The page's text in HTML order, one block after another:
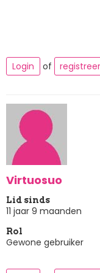
Login of registreer
Virtuosuo
Lid sinds
11 jaar 9 maanden
Rol
Gewone gebruiker